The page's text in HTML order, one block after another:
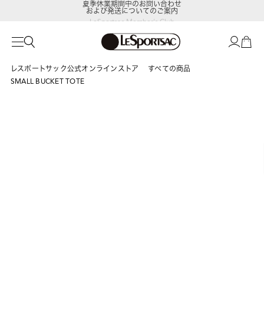
LeSportsac Member's Club
ポイントアップキャンペーン開催中
および発送についてのご案内
レスポートサック公式オンラインストア
すべての商品
SMALL BUCKET TOTE